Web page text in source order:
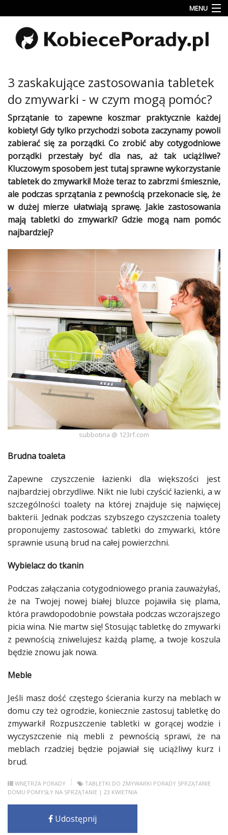
MENU
Uroda
Miłość
Rodzina
&
Dziecko
Przepisy
kulinarne
Kobiece
Wyznania
Wnętrza
Fitness
Ślub
Wesele
Moda
Zakupy
ekspertów
Strefa
Blogerek
Konkursy
Dodaj
«
Dodaj
Dodaj
Dodaj
galerię
Dodaj
Najlepsze
3 zaskakujące zastosowania tabletek
do zmywarki - w czym mogą pomóc?
Sprzątanie to zapewne koszmar praktycznie każdej
kobiety! Gdy tylko przychodzi sobota zaczynamy powoli
zabierać się za porządki. Co zrobić aby cotygodniowe
porządki przestały być dla nas, aż tak uciążliwe?
Kluczowym sposobem jest tutaj sprawne wykorzystanie
tabletek do zmywarki! Może teraz to zabrzmi śmiesznie,
ale podczas sprzątaniaz pewnością przekonacie się, że
w dużej mierze ułatwiają sprawę. Jakie zastosowania
mają tabletki do zmywarki? Gdzie mogą nam pomóc
najbardziej?
subbotina @ 123rf.com
Brudna toaleta
Zapewne czyszczeniełazienki dla większości jest
najbardziej obrzydliwe. Nikt nie lubi czyścić łazienki, a w
szczególności toalety na której znajduje się najwięcej
bakterii. Jednak podczas szybszego czyszczenia toalety
proponujemy zastosować tabletki do zmywarki, które
sprawnie usuną brud na całej powierzchni.
Wybielacz do tkanin
Podczas załączania cotygodniowego prania zauważyłaś,
że na Twojej nowej białej bluzce pojawiła się plama,
która prawdopodobnie powstała podczas wczorajszego
picia wina. Nie martw się! Stosując tabletkę do zmywarki
z pewnością zniwelujesz każdą plamę, a twoje koszula
będzie znowu jak nowa.
Meble
Jeśli masz dość częstego ścierania kurzy na meblach w
domu czy też ogrodzie, koniecznie zastosuj tabletkę do
zmywarki! Rozpuszczenie tabletki w gorącej wodzie i
wyczyszczenie nią mebli z pewnością sprawi, że na
meblach rzadziej będzie pojawiał się uciążliwy kurz i
brud.
WNĘTRZA PORADY TABLETKI DO ZMYWARKI PORADY SPRZĄTANIE
DOMU POMYSŁY NA SPRZĄTANIE | 23 KWIETNIA
Udostępnij